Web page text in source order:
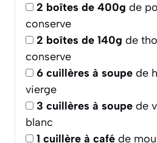
2 boîtes de 400g de
conserve
2 boîtes de 140g de
conserve
6 cuillères à soupe de
vierge
3 cuillères à soupe de
blanc
1 cuillère à café de